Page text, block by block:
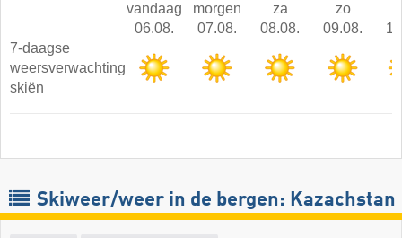
vandaag
06.08.
morgen
07.08.
za
08.08.
zo
09.08.
7-daagse
weersverwachting
skiën
Skiweer/weer in de bergen: Kazachstan